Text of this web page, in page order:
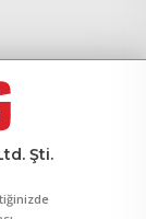
Şti.